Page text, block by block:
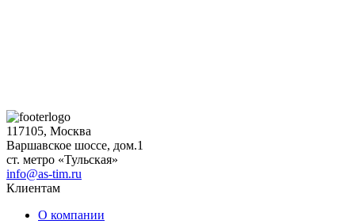
117105, Москва
Варшавское шоссе, дом.1
ст. метро «Тульская»
info@as-tim.ru
Клиентам
О компании